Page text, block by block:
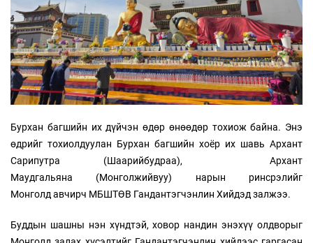
Бурхан багшийн их дүйчэн өдөр өнөөдөр тохиож байна. Энэ
өдрийг тохиолдуулан Бурхан багшийн хоёр их шавь Архант
Сарипутра (Шаарийбудраа), Архант
Маудгальяна
(Монголжийвуу) нарын ринсрэлийг
Монголд авчирч МБШТӨВ Гандантэгчэнлин Хийдэд залжээ.
Буддын шашны нэн хүндтэй, ховор нандин энэхүү олдворыг